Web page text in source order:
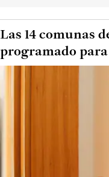
Las 14 comunas
programado